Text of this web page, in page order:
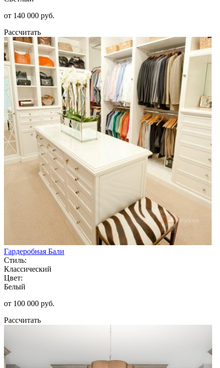
от 140 000 руб.
Рассчитать
Гардеробная Бали
Стиль:
Классический
Цвет:
Белый
от 100 000 руб.
Рассчитать